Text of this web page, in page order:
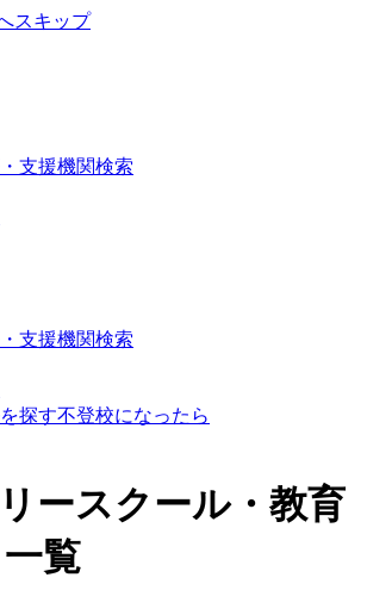
スキップ
支援機関検索
支援機関検索
探す不登校になったら
ースクール・教育
覧